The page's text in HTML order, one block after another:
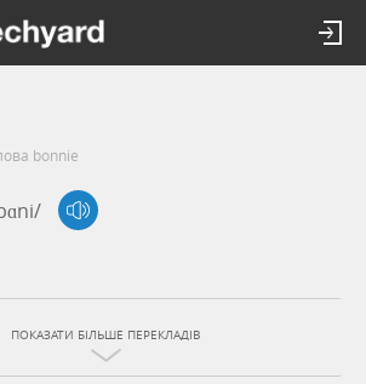
bonnie
ПОКАЗАТИ БІЛЬШЕ ПЕРЕКЛАДІВ